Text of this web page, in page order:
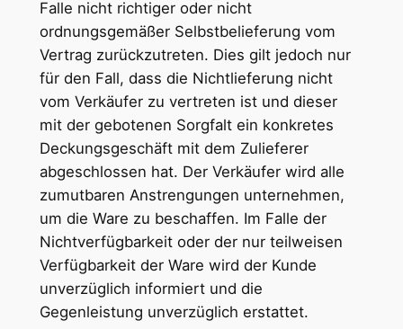
Falle nicht richtiger oder nicht
ordnungsgemäßer Selbstbelieferung vom
Vertrag zurückzutreten. Dies gilt jedoch nur
für den Fall, dass die Nichtlieferung nicht
vom Verkäufer zu vertreten ist und dieser
mit der gebotenen Sorgfalt ein konkretes
Deckungsgeschäft mit dem Zulieferer
abgeschlossen hat. Der Verkäufer wird alle
zumutbaren Anstrengungen unternehmen,
um die Ware zu beschaffen. Im Falle der
Nichtverfügbarkeit oder der nur teilweisen
Verfügbarkeit der Ware wird der Kunde
unverzüglich informiert und die
Gegenleistung unverzüglich erstattet.